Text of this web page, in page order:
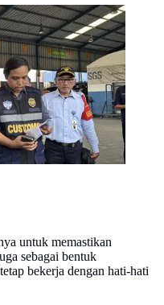
inspeksi mendadak
Pelabuhan
Senin (13/10/2025).
untuk memastikan
sebagai bentuk
bekerja dengan hati-hati